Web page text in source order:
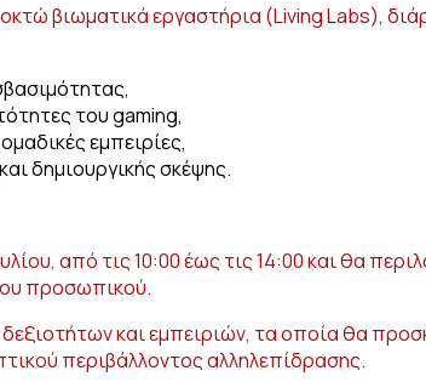
βιωματικά εργαστήρια (Living Labs),
του gaming,
εμπειρίες,
δημιουργικής σκέψης.
από τις 10:00 έως τις 14:00 και θα
προσωπικού.
και εμπειριών, τα οποία θα
περιβάλλοντος αλληλεπίδρασης.